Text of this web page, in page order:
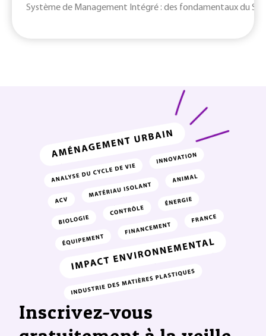
Système de Management Intégré : des fondamentaux du
Inscrivez-vous